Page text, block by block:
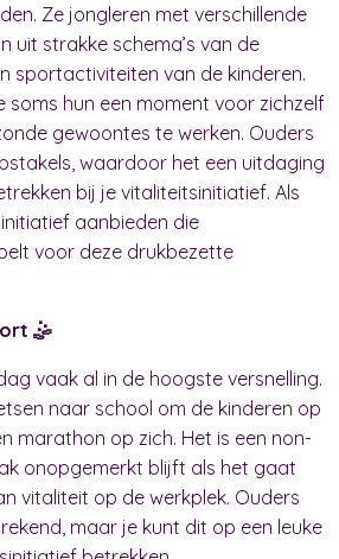
Ze jongleren met verschillende
uit strakke schema’s van de
sportactiviteiten van de kinderen.
soms hun een moment voor zichzelf
gewoontes te werken. Ouders
waardoor het een uitdaging
bij je vitaliteitsinitiatief. Als
aanbieden die
voor deze drukbezette
🤹
vaak al in de hoogste versnelling.
naar school om de kinderen op
marathon op zich. Het is een non-
onopgemerkt blijft als het gaat
vitaliteit op de werkplek. Ouders
maar je kunt dit op een leuke